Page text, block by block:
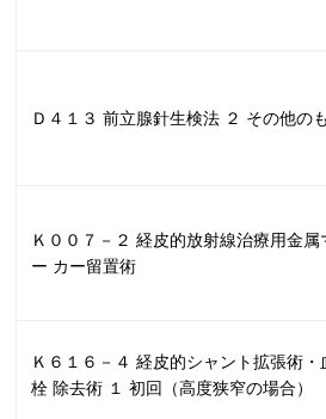
Ｄ４１３ 前立腺針生検法 ２ その他の
Ｋ００７－２ 経皮的放射線治療用金属
ー カー留置術
Ｋ６１６－４ 経皮的シャント拡張術・
栓 除去術 １ 初回（高度狭窄の場合）